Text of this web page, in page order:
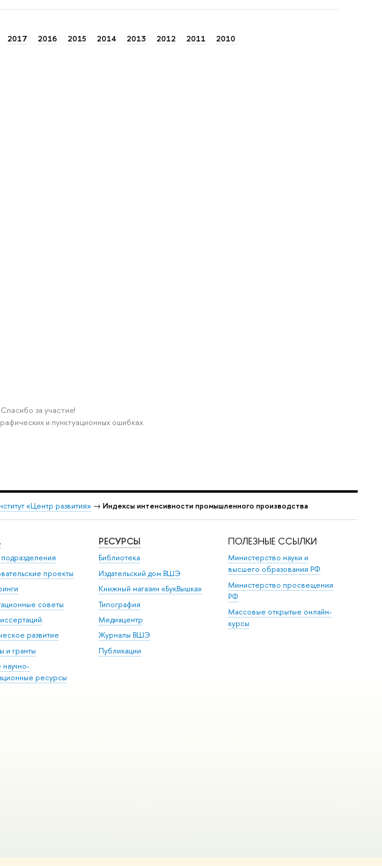
2017 2016 2015 2014 2013 2012 2011
2010
за участие!
и пунктуационных ошибках.
«Центр развития» → Индексы интенсивности промышленного производства
проекты
советы
развитие
и гранты
ресурсы
РЕСУРСЫ
Библиотека
Издательский дом ВШЭ
Книжный магазин «БукВышка»
Типография
Медиацентр
Журналы ВШЭ
Публикации
ПОЛЕЗНЫЕ ССЫЛКИ
Министерство науки и
высшего образования РФ
Министерство просвещения
РФ
Массовые открытые онлайн-
курсы